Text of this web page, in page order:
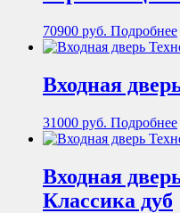
70900 руб. Подробнее
Входная
31000 руб. Подробнее
Входная
Классика дуб